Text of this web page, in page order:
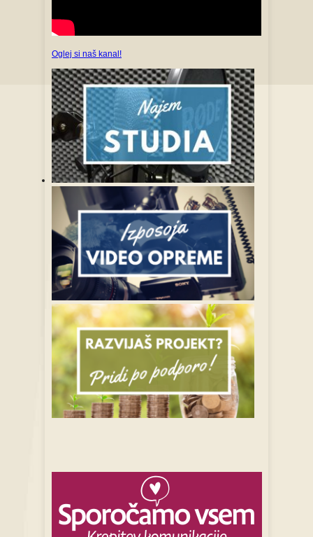
Oglej si naš kanal!